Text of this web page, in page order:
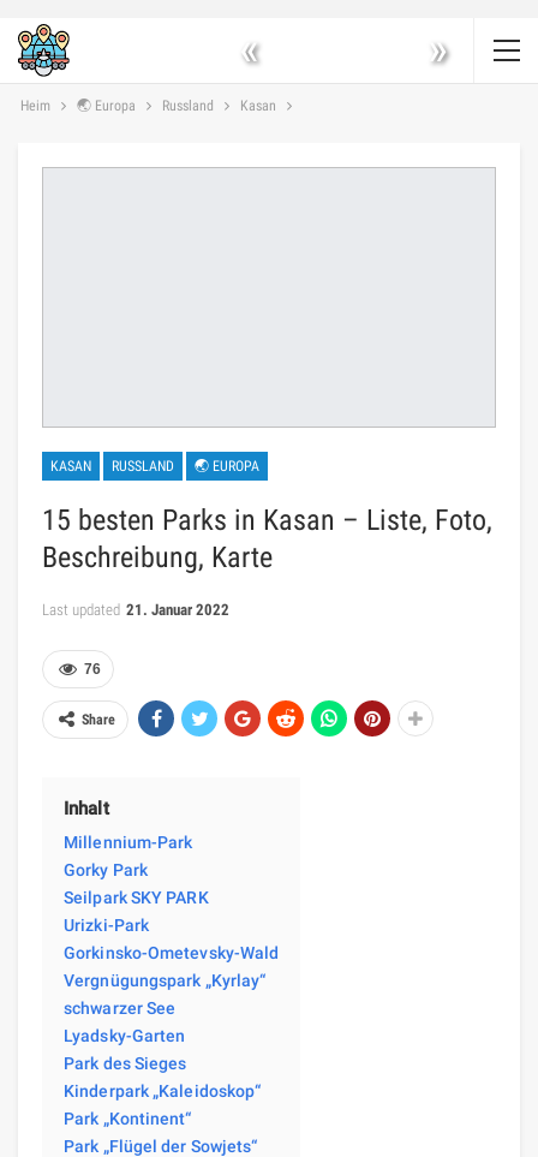
« »
Heim 🌏 Europa Russland Kasan
KASAN RUSSLAND 🌏 EUROPA
15 besten Parks in Kasan – Liste, Foto,
Beschreibung, Karte
Last updated 21. Januar 2022
76
Share
Inhalt
Millennium-Park
Gorky Park
Seilpark SKY PARK
Urizki-Park
Gorkinsko-Ometevsky-Wald
Vergnügungspark „Kyrlay“
schwarzer See
Lyadsky-Garten
Park des Sieges
Kinderpark „Kaleidoskop“
Park „Kontinent“
Park „Flügel der Sowjets“